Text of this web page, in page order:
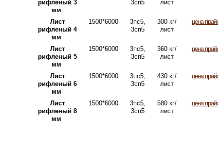
рифленый 3
мм
3сп5
лист
Лист
рифленый 4
мм
1500*6000
3пс5,
3сп5
300 кг/
лист
цена
Лист
рифленый 5
мм
1500*6000
3пс5,
3сп5
360 кг/
лист
цена
Лист
рифленый 6
мм
1500*6000
3пс5,
3сп5
430 кг/
лист
цена
Лист
рифленый 8
мм
1500*6000
3пс5,
3сп5
580 кг/
лист
цена